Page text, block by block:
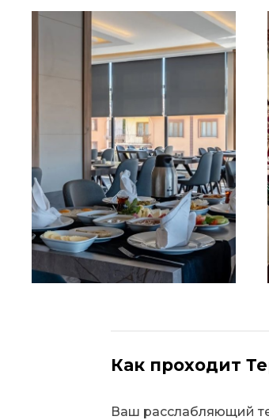
Как проходит
Ваш расслабляющий